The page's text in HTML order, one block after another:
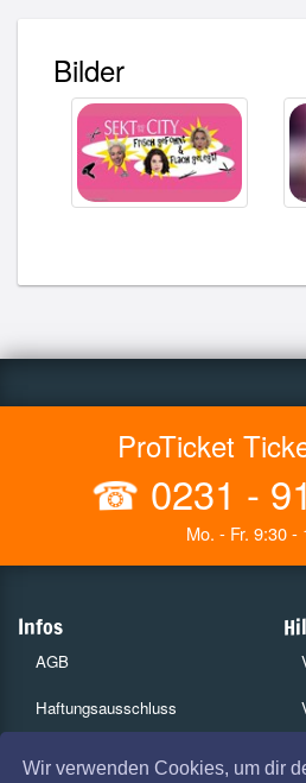
Wir verwenden Cookies, um dir
Bilder
ProTicket
☎ 0231 -
Mo. - Fr. 9:30 -
Infos
AGB
Haftungsausschluss